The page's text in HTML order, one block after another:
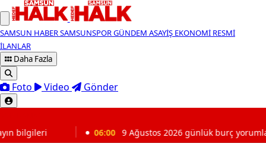
SAMSUN HABERSAMSUNSPORGÜNDEM ASAYİŞ EKONOMİ RESMİ
İLANLAR
Daha Fazla
Foto Video Gönder
9 Ağustos 2026 günlük burç yorumları: Bugün sizi neler